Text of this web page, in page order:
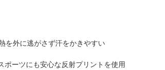
を外に逃がさず汗をかきやすい
ポーツにも安心な反射プリントを使用